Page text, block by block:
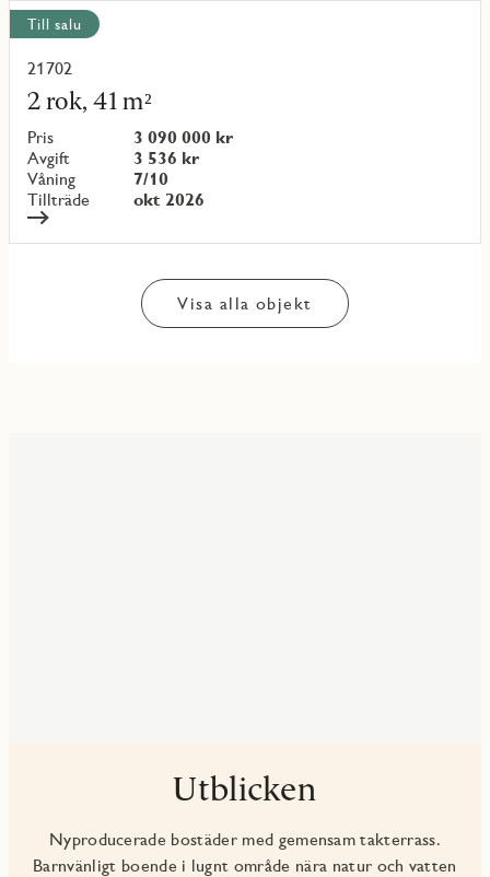
Till salu
21702
2 rok, 41 m²
Pris
3 090 000 kr
Avgift
3 536 kr
Våning
7/10
Tillträde
okt 2026
Läs
mer
om
objekt
{objectNumber}
Visa alla objekt
Utblicken
Nyproducerade bostäder med gemensam takterrass.
Barnvänligt boende i lugnt område nära natur och vatten